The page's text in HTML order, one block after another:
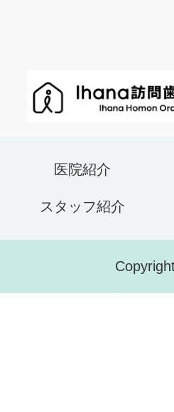
医院紹介
スタッフ紹介